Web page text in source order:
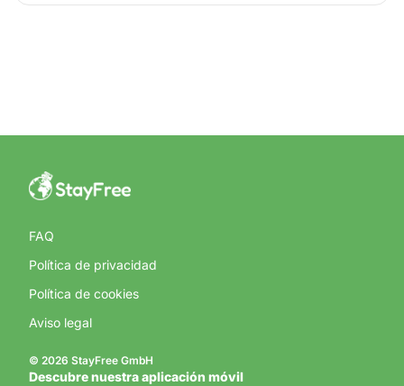
FAQ
Política de privacidad
Política de cookies
Aviso legal
© 2026 StayFree GmbH
Descubre nuestra aplicación móvil